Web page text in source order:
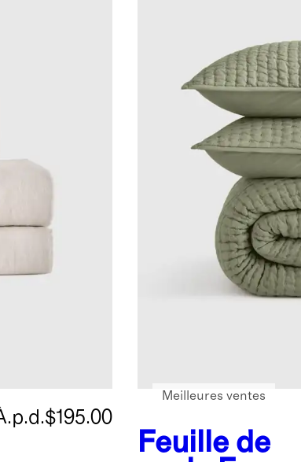
$195.00
Feuille de
Meilleures ventes